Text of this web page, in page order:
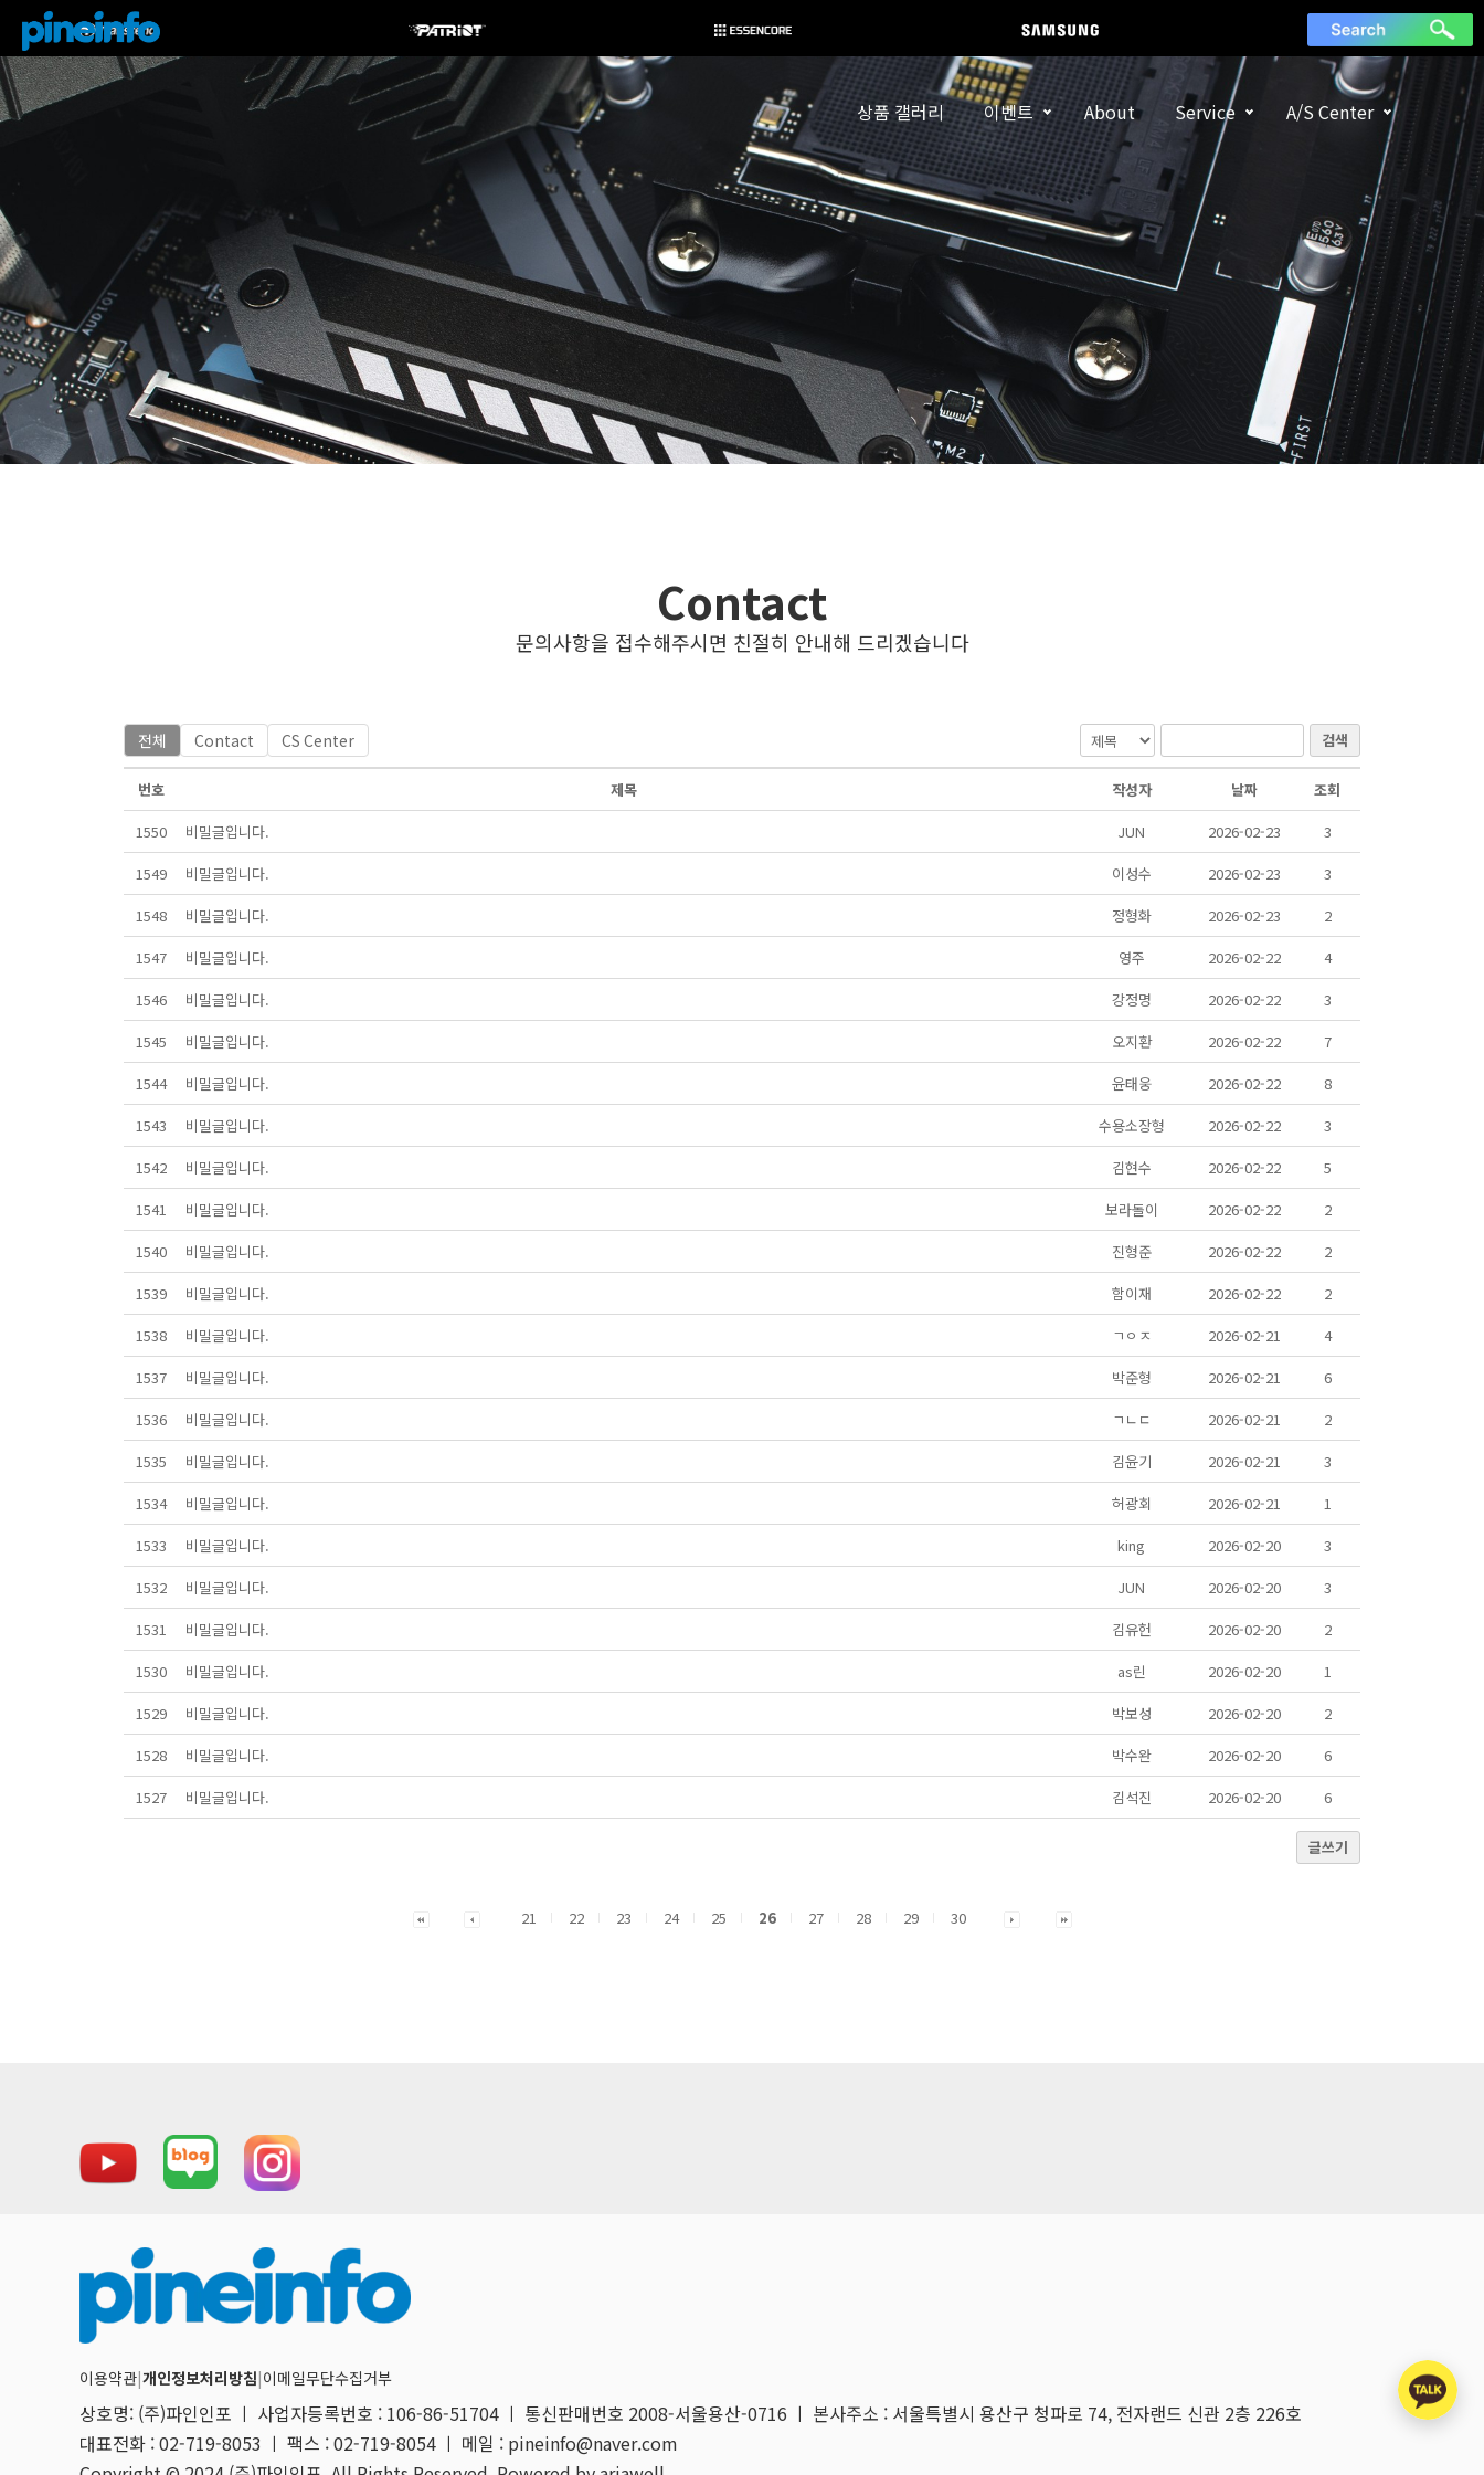
콘텐츠로
건너뛰기
상품 갤러리 이벤트 About Service A/S Center
Contact
문의사항을 접수해주시면 친절히 안내해 드리겠습니다
전체 Contact CS Center 검색
번호 제목 작성자 날짜
조회
1550
비밀글입니다. JUN 2026-02-23
3
1549
비밀글입니다. 이성수 2026-02-23
3
1548
비밀글입니다. 정형화 2026-02-23
2
1547
비밀글입니다. 영주 2026-02-22
4
1546
비밀글입니다. 강정명 2026-02-22
3
1545
비밀글입니다. 오지환 2026-02-22
7
1544
비밀글입니다. 윤태웅 2026-02-22
8
1543
비밀글입니다. 수용소장형 2026-02-22
3
1542
비밀글입니다. 김현수 2026-02-22
5
1541
비밀글입니다. 보라돌이 2026-02-22
2
1540
비밀글입니다. 진형준 2026-02-22
2
1539
비밀글입니다. 함이재 2026-02-22
2
1538
비밀글입니다. ㄱㅇㅈ 2026-02-21
4
1537
비밀글입니다. 박준형 2026-02-21
6
1536
비밀글입니다. ㄱㄴㄷ 2026-02-21
2
1535
비밀글입니다. 김윤기 2026-02-21
3
1534
비밀글입니다. 허광회 2026-02-21
1
1533
비밀글입니다. king 2026-02-20
3
1532
비밀글입니다. JUN 2026-02-20
3
1531
비밀글입니다. 김유헌 2026-02-20
2
1530
비밀글입니다. as린 2026-02-20
1
1529
비밀글입니다. 박보성 2026-02-20
2
1528
비밀글입니다. 박수완 2026-02-20
6
1527
비밀글입니다. 김석진 2026-02-20 6
글쓰기
21 22 23 24 25 26 27 28 29 30
이용약관|개인정보처리방침|이메일무단수집거부
상호명: (주)파인인포 ㅣ 사업자등록번호 : 106-86-51704 ㅣ 통신판매번호 2008-서울용산-0716 ㅣ 본사주소 : 서울특별시 용산구 청파로 74, 전자랜드 신관 2층 226호
대표전화 : 02-719-8053 ㅣ 팩스 : 02-719-8054 ㅣ 메일 : pineinfo@naver.com